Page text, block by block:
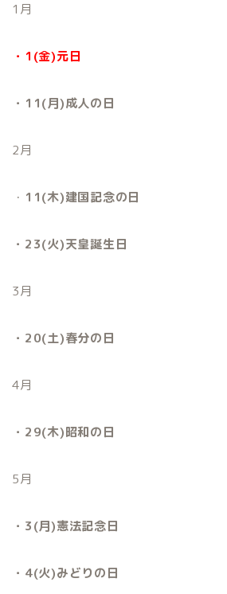
1月
・1(金)元日
・11(月)成人の日
2月
・ 11(木)建国記念の日
・23(火)天皇誕生日
3月
・20(土)春分の日
4月
・29(木)昭和の日
5月
・3(月)憲法記念日
・4(火)みどりの日